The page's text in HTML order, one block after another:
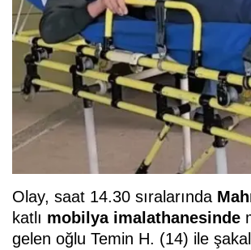
Olay, saat 14.30 sıralarında
katlı mobilya imalathanesinde
gelen oğlu Temin H. (14) ile